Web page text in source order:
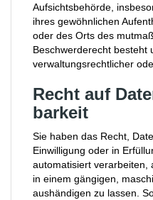
Aufsichtsbehörde,
ihres gewöhnlichen
oder des Orts des
Beschwerderecht besteht
verwaltungsrechtlicher
Recht auf
barkeit
Sie haben das Recht,
Einwilligung oder in
automatisiert verarbeiten,
in einem gängigen,
aushändigen zu lassen.